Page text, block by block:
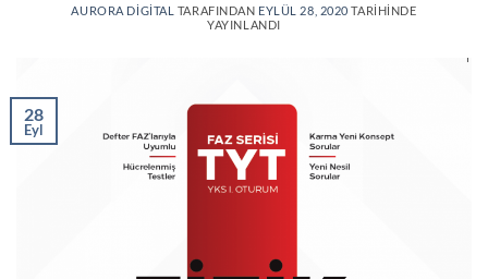
AURORA DIGITAL TARAFINDAN EYLÜL 28, 2020 TARIHINDE
YAYINLANDI
28
Eyl